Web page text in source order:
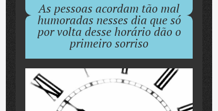
As pessoas acordam tão mal
humoradas nesses dia que só
por volta desse horário dão o
primeiro sorriso